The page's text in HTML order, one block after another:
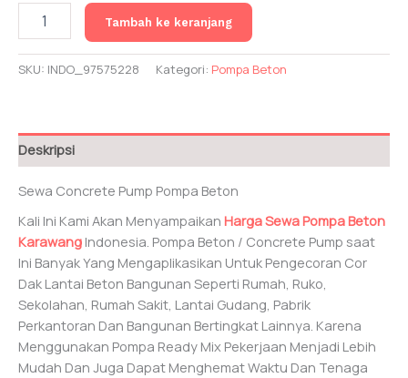
Harga
Pompa
Tambah ke keranjang
SKU: INDO_97575228 Kategori: Pompa Beton
Deskripsi
Sewa Concrete Pump Pompa Beton
Kali Ini Kami Akan Menyampaikan Harga Sewa Pompa Beton
Karawang Indonesia. Pompa Beton / Concrete Pump saat
Ini Banyak Yang Mengaplikasikan Untuk Pengecoran Cor
Dak Lantai Beton Bangunan Seperti Rumah, Ruko,
Sekolahan, Rumah Sakit, Lantai Gudang, Pabrik
Perkantoran Dan Bangunan Bertingkat Lainnya. Karena
Menggunakan Pompa Ready Mix Pekerjaan Menjadi Lebih
Mudah Dan Juga Dapat Menghemat Waktu Dan Tenaga